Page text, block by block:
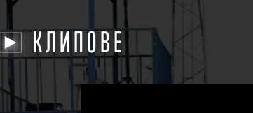
КЛИПОВЕ